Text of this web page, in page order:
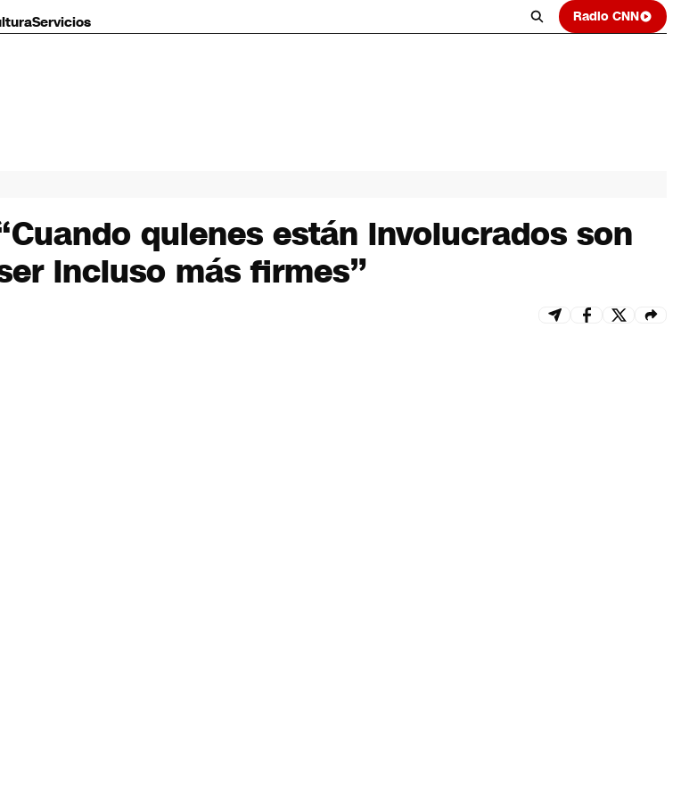
Servicios Radio CNN
quienes están involucrados son
incluso más firmes”